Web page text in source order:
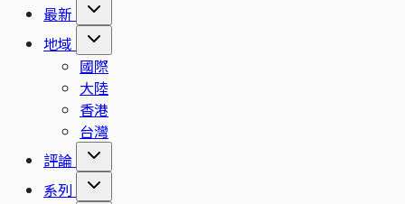
最新
地域
國際
大陸
香港
台灣
評論
系列